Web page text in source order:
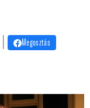
Megosztás